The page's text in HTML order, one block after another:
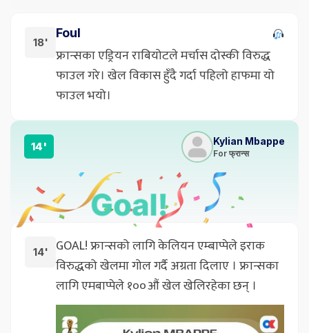
18'
Foul
फ्रान्सका एड्रियन राबियोटले मर्चास दोस्की विरुद्ध
फाउल गरे। खेल विकास हुँदै गर्दा पहिलो हाफमा यो
फाउल भयो।
14' Kylian Mbappe
For फ्रान्स
14'
GOAL! फ्रान्सको लागि केलियन एम्बाप्पेले इराक
विरुद्धको खेलमा गोल गर्दै अग्रता दिलाए । फ्रान्सका
लागि एमबाप्पेले १००औं खेल खेलिरहेका छन् ।